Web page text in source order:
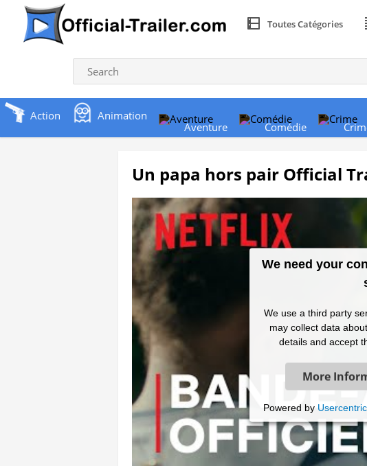
Toutes Catégories
Action
Animation
Aventure
Comédie
Un papa hors pair Official
We need your
We use a third party
may collect data
details and accept
More
Powered by